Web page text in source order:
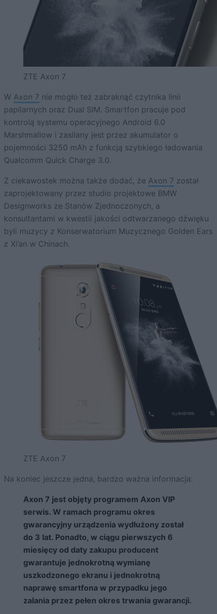
ZTE Axon 7
W Axon 7 nie mogło też zabraknąć czytnika linii
papilarnych oraz Dual SIM. Smartfon pracuje pod
kontrolą systemu operacyjnego Android 6.0
Marshmallow i zasilany jest przez akumulator o
pojemności 3250 mAh z funkcją szybkiego ładowania
Qualcomm Quick Charge 3.0.
Z ciekawostek można także dodać, że Axon 7 został
zaprojektowany przez studio projektowe BMW
Designworks ze Stanów Zjednoczonych, a
konsultantami w kwestii jakości odtwarzanego dźwięku
byli muzycy z Konserwatorium Muzycznego Golden Ears
z Xi’an w Chinach.
ZTE Axon 7
Na koniec jeszcze jedna, bardzo ważna informacja:
Axon 7 jest objęty programem Axon VIP
serwis. W ramach programu okres
gwarancyjny urządzenia wydłużony został
do 3 lat. Ponadto, w ciągu pierwszych 6
miesięcy od daty zakupu producent
gwarantuje jednokrotną wymianę
uszkodzonego ekranu i jednokrotną
naprawę smartfona w przypadku jego
zalania przez pełen okres trwania gwarancji.